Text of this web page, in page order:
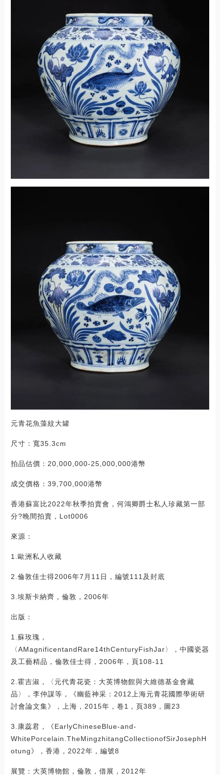
元青花魚藻紋大罐
尺寸：寬35.3cm
拍品估價：20,000,000-25,000,000港幣
成交價格：39,700,000港幣
香港蘇富比2022年秋季拍賣會，何鴻卿爵士私人珍藏第一部
分?晚間拍賣，Lot0006
來源：
1.歐洲私人收藏
2.倫敦佳士得2006年7月11日，編號111及封底
3.埃斯卡納齊，倫敦，2006年
出版：
1.蘇玫瑰，
〈AMagnificentandRare14thCenturyFishJar〉，中國瓷器
及工藝精品，倫敦佳士得，2006年，頁108-11
2.霍吉淑，〈元代青花瓷：大英博物館與大維德基金會藏
品〉，李仲謀等，《幽藍神采：2012上海元青花國際學術研
討會論文集》，上海，2015年，卷1，頁389，圖23
3.康蕊君，《EarlyChineseBlue-and-
WhitePorcelain.TheMingzhitangCollectionofSirJosephH
otung》，香港，2022年，編號8
展覽：大英博物館，倫敦，借展，2012年